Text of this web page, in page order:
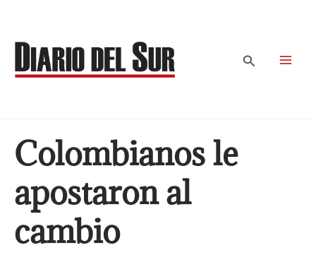
contenido
Buscar
Colombianos le
apostaron al
cambio